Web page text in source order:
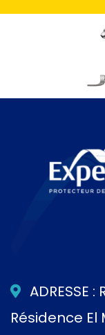
ADRESSE
Résidence El